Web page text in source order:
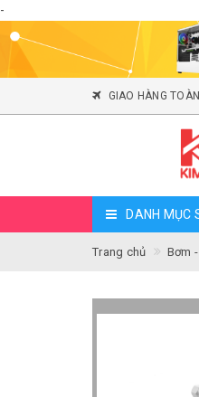
-
GIAO HÀNG
DANH MỤC
Trang chủ Bơm